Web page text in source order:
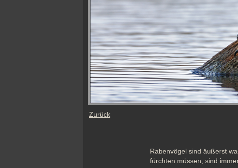
Zurück
Rabenvögel sind äußerst
fürchten müssen, sind